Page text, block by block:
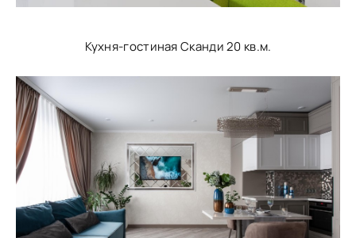
Кухня-гостиная Сканди 20 кв.м.